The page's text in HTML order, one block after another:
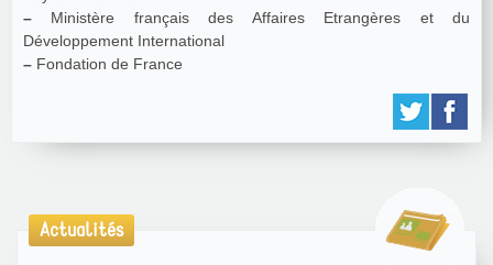
– Ministère français des Affaires Etrangères et du
Développement International
– Fondation de France
Actualités